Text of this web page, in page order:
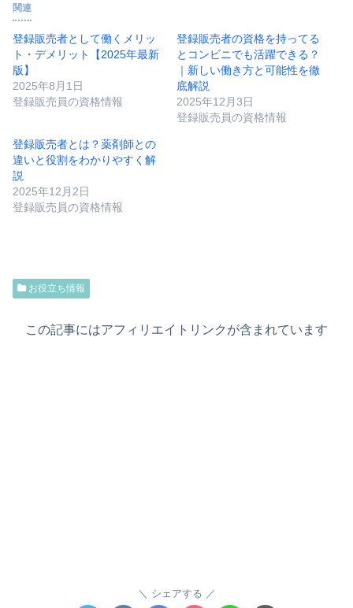
関連
登録販売者として働くメリッ
ト・デメリット【2025年最新
版】
2025年8月1日
登録販売員の資格情報
登録販売者の資格を持ってる
とコンビニでも活躍できる？
｜新しい働き方と可能性を徹
底解説
2025年12月3日
登録販売員の資格情報
登録販売者とは？薬剤師との
違いと役割をわかりやすく解
説
2025年12月2日
登録販売員の資格情報
お役立ち情報
この記事にはアフィリエイトリンクが含まれています
シェアする